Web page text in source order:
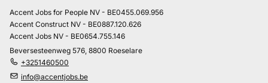
Accent Jobs for People NV - BE0455.069.956
Accent Construct NV - BE0887.120.626
Accent Jobs NV - BE0654.755.146
Beversesteenweg 576, 8800 Roeselare
+3251460500
info@accentjobs.be